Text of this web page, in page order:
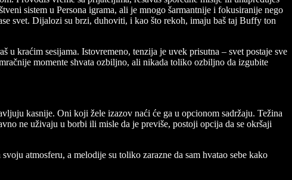
sistem u Persona igrama, ali je mnogo šarmantnije i fokusiranije nego
svet. Dijalozi su brzi, duhoviti, i kao što rekoh, imaju baš taj Buffy ton
kraćim sesijama. Istovremeno, tenzija je uvek prisutna – svet postaje sve
momente shvata ozbiljno, ali nikada toliko ozbiljno da izgubite
kasnije. Oni koji žele izazov naći će ga u opcionom sadržaju. Težina
ne uživaju u borbi ili misle da je previše, postoji opcija da se okršaji
atmosferu, a melodije su toliko zarazne da sam hvatao sebe kako